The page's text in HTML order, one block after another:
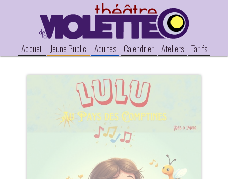
Accueil Jeune Public Adultes Calendrier Ateliers Tarifs